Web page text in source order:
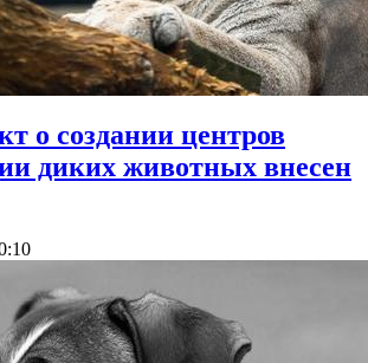
о создании центров
диких животных внесен